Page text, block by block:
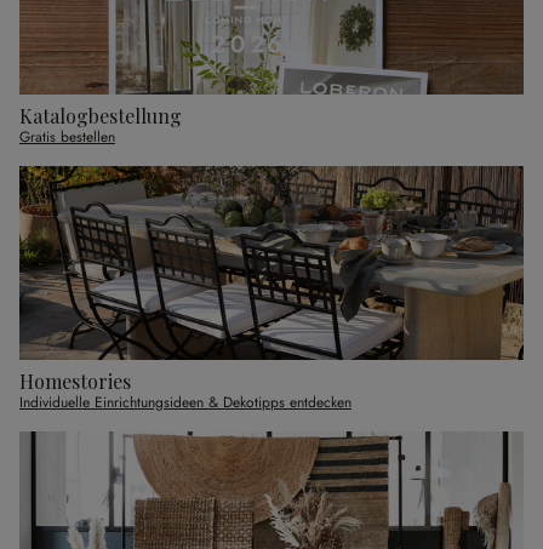
Katalogbestellung
Gratis bestellen
Homestories
Individuelle Einrichtungsideen & Dekotipps entdecken